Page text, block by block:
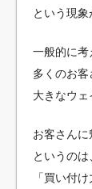
という現象
一般的に考
多くのお
大きなウェ
お客さん
というの
「買い付